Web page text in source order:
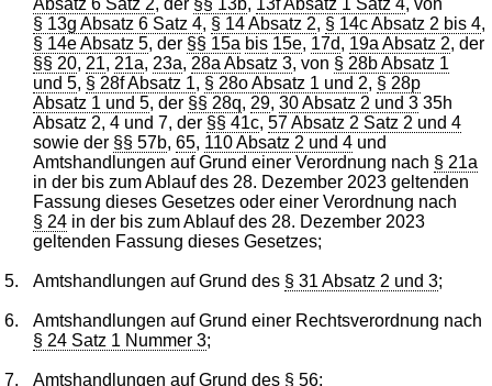
§ 13g Absatz 6 Satz 4, § 14 Absatz 2, § 14c Absatz 2 bis 4,
§ 14e Absatz 5, der §§ 15a bis 15e, 17d, 19a Absatz 2, der
§§ 20, 21, 21a, 23a, 28a Absatz 3, von § 28b Absatz 1
und 5, § 28f Absatz 1, § 28o Absatz 1 und 2, § 28p
Absatz 1 und 5, der §§ 28q, 29,30 Absatz 2 und 3 35h
Absatz 2, 4 und 7, der §§ 41c,57 Absatz 2 Satz 2 und 4
sowie der §§ 57b,65, 110 Absatz 2 und 4 und
Amtshandlungen auf Grund einer Verordnung nach § 21a
in der bis zum Ablauf des 28. Dezember 2023 geltenden
Fassung dieses Gesetzes oder einer Verordnung nach
§ 24 in der bis zum Ablauf des 28. Dezember 2023
geltenden Fassung dieses Gesetzes;
5. Amtshandlungen auf Grund des § 31 Absatz 2 und 3;
6.
Amtshandlungen auf Grund einer Rechtsverordnung nach
§ 24 Satz 1 Nummer 3;
7. Amtshandlungen auf Grund des § 56;